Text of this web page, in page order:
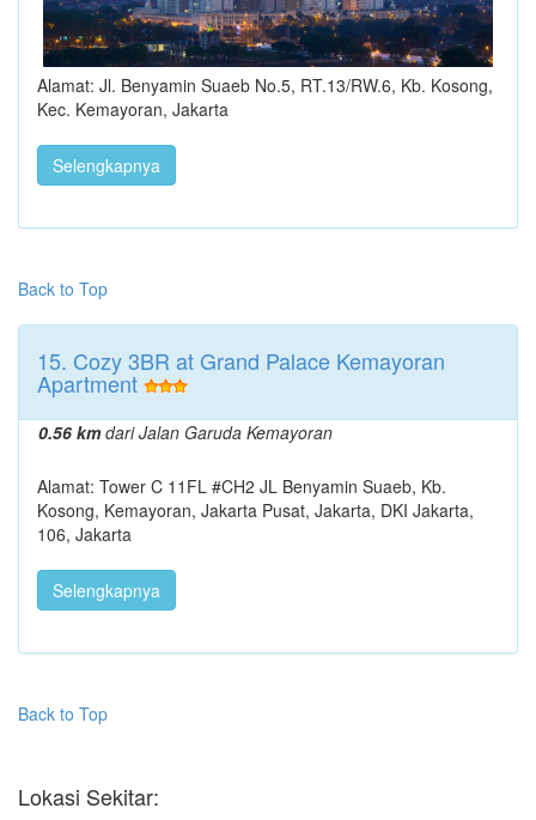
Alamat: Jl. Benyamin Suaeb No.5, RT.13/RW.6, Kb. Kosong,
Kec. Kemayoran, Jakarta
Selengkapnya
Back to Top
15. Cozy 3BR at Grand Palace Kemayoran
Apartment
0.56 kmdari Jalan Garuda Kemayoran
Alamat: Tower C 11FL #CH2 JL Benyamin Suaeb, Kb.
Kosong, Kemayoran, Jakarta Pusat, Jakarta, DKI Jakarta,
106, Jakarta
Selengkapnya
Back to Top
Lokasi Sekitar: